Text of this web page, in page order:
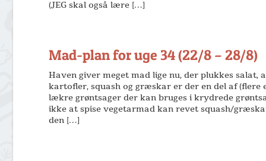
(JEG skal også lære […]
Mad-plan for uge 34 (22/8 – 28/8)
Haven giver meget mad lige nu, der plukkes salat,
kartofler, squash og græskar er der en del af (flere
lækre grøntsager der kan bruges i krydrede
ikke at spise vegetarmad kan revet squash/
den […]